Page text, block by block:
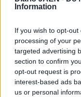
Information
If you wish to opt-
processing of your
targeted advertising
section to confirm
opt-out request is
interest-based ads
us or personal
“estanca” la carrera
dibujos a boli, en
conforman la realidad.